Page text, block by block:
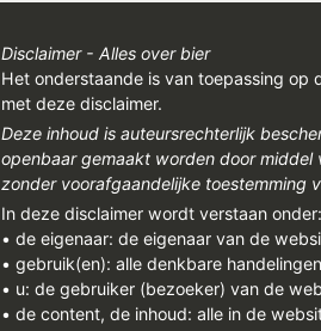
Disclaimer - Alles over bier
Het onderstaande is van toepassing op
met deze disclaimer.
Deze inhoud is auteursrechterlijk
openbaar gemaakt worden door
zonder voorafgaandelijke toestemming
In deze disclaimer wordt verstaan onder:
• de eigenaar: de eigenaar van de
• gebruik(en): alle denkbare
• u: de gebruiker (bezoeker) van de
• de content, de inhoud: alle in de